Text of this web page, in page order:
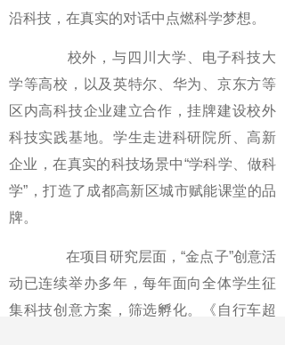
沿科技，在真实的对话中点燃科学梦想。
校外，与四川大学、电子科技大
学等高校，以及英特尔、华为、京东方等
区内高科技企业建立合作，挂牌建设校外
科技实践基地。学生走进科研院所、高新
企业，在真实的科技场景中“学科学、做科
学”，打造了成都高新区城市赋能课堂的品
牌。
在项目研究层面，“金点子”创意活
动已连续举办多年，每年面向全体学生征
集科技创意方案，筛选孵化。《自行车超